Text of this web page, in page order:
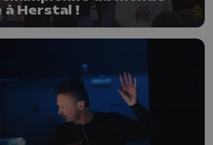
à Herstal !